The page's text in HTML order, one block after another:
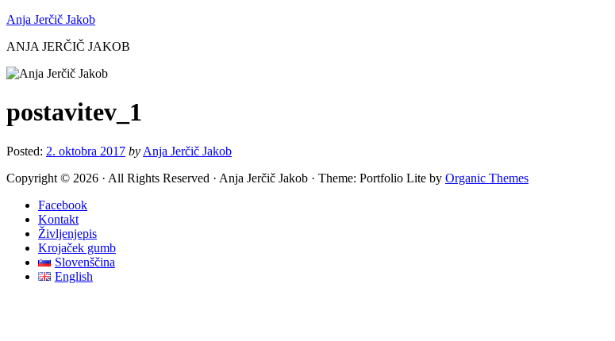
Anja Jerčič Jakob
ANJA JERČIČ JAKOB
postavitev_1
Posted: 2. oktobra 2017 by Anja Jerčič Jakob
Copyright © 2026 · All Rights Reserved · Anja Jerčič Jakob · Theme: Portfolio Lite by Organic Themes
Facebook
Kontakt
Življenjepis
Krojaček gumb
Slovenščina
English